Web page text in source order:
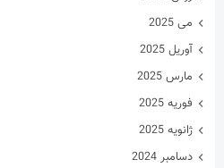
می 2025
آوریل 2025
مارس 2025
فوریه 2025
ژانویه 2025
دسامبر 2024